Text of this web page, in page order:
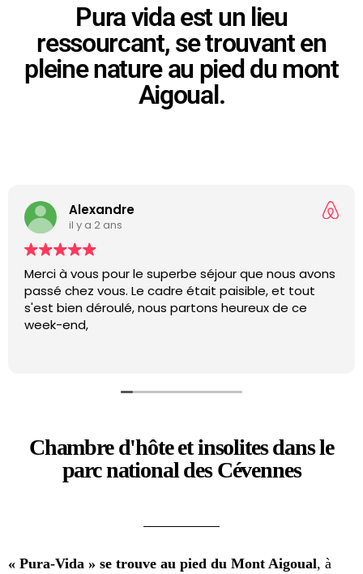
Pura vida est un lieu
ressourcant, se trouvant en
pleine nature au pied du mont
Aigoual.
Alexandre
il y a 2 ans
Merci à vous pour le superbe séjour que nous avons
passé chez vous. Le cadre était paisible, et tout
s'est bien déroulé, nous partons heureux de ce
week-end,
Chambre d'hôte et insolites dans le
parc national des Cévennes
« Pura-Vida » se trouve au pied du Mont Aigoual, à